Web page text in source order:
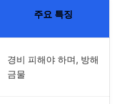
주요 특징
경비 피해야 하며, 방해
금물